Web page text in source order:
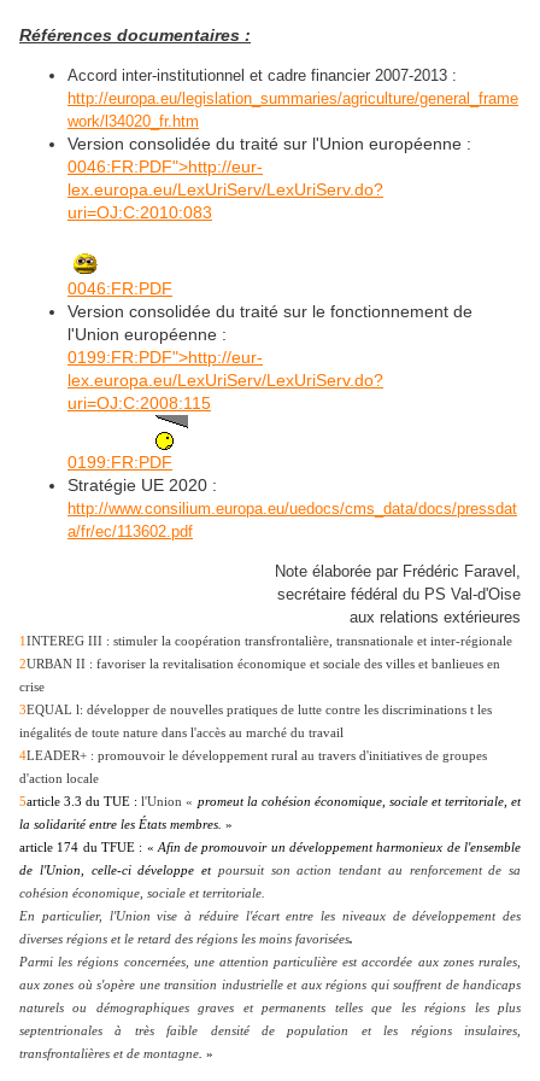
Références documentaires :
Accord inter-institutionnel et cadre financier 2007-2013 :
http://europa.eu/legislation_summaries/agriculture/general_frame
work/l34020_fr.htm
Version consolidée du traité sur l'Union européenne :
0046:FR:PDF">http://eur-
lex.europa.eu/LexUriServ/LexUriServ.do?
uri=OJ:C:2010:083
0046:FR:PDF
Version consolidée du traité sur le fonctionnement de
l'Union européenne :
0199:FR:PDF">http://eur-
lex.europa.eu/LexUriServ/LexUriServ.do?
uri=OJ:C:2008:115
0199:FR:PDF
Stratégie UE 2020 :
http://www.consilium.europa.eu/uedocs/cms_data/docs/pressdat
a/fr/ec/113602.pdf
Note élaborée par Frédéric Faravel,
secrétaire fédéral du PS Val-d'Oise
aux relations extérieures
1INTEREG III : stimuler la coopération transfrontalière, transnationale et inter-régionale
2URBAN II : favoriser la revitalisation économique et sociale des villes et banlieues en
crise
3EQUAL l: développer de nouvelles pratiques de lutte contre les discriminations t les
inégalités de toute nature dans l'accès au marché du travail
4LEADER+ : promouvoir le développement rural au travers d'initiatives de groupes
d'action locale
5article 3.3 du TUE : l'Union « promeut la cohésion économique, sociale et territoriale, et
la solidarité entre les États membres. »
article 174 du TFUE : « Afin de promouvoir un développement harmonieux de l'ensemble
de l'Union, celle-ci développe et poursuit son action tendant au renforcement de sa
cohésion économique, sociale et territoriale.
En particulier, l'Union vise à
réduire l'écart entre les niveaux de développement des
diverses régions et le retard des régions les moins favorisées.
Parmi les régions concernées, une attention particulière est accordée aux zones rurales,
aux zones où s'opère une transition industrielle et aux régions qui souffrent de handicaps
naturels ou démographiques graves et permanents telles que les régions les plus
septentrionales à très faible densité de population et les régions insulaires,
transfrontalières et de montagne. »